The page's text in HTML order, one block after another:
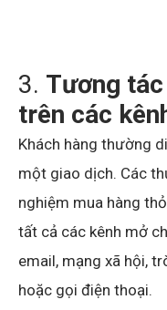
3. Tương
trên các
Khách hàng thường
một giao dịch. Các
nghiệm mua hàng
tất cả các kênh mở
email, mạng xã hội,
hoặc gọi điện thoại.